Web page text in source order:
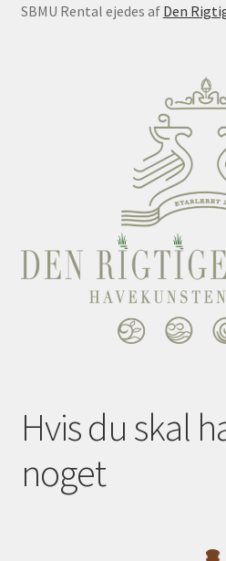
SBMU Rental ejedes af Den
Hvis du skal
noget